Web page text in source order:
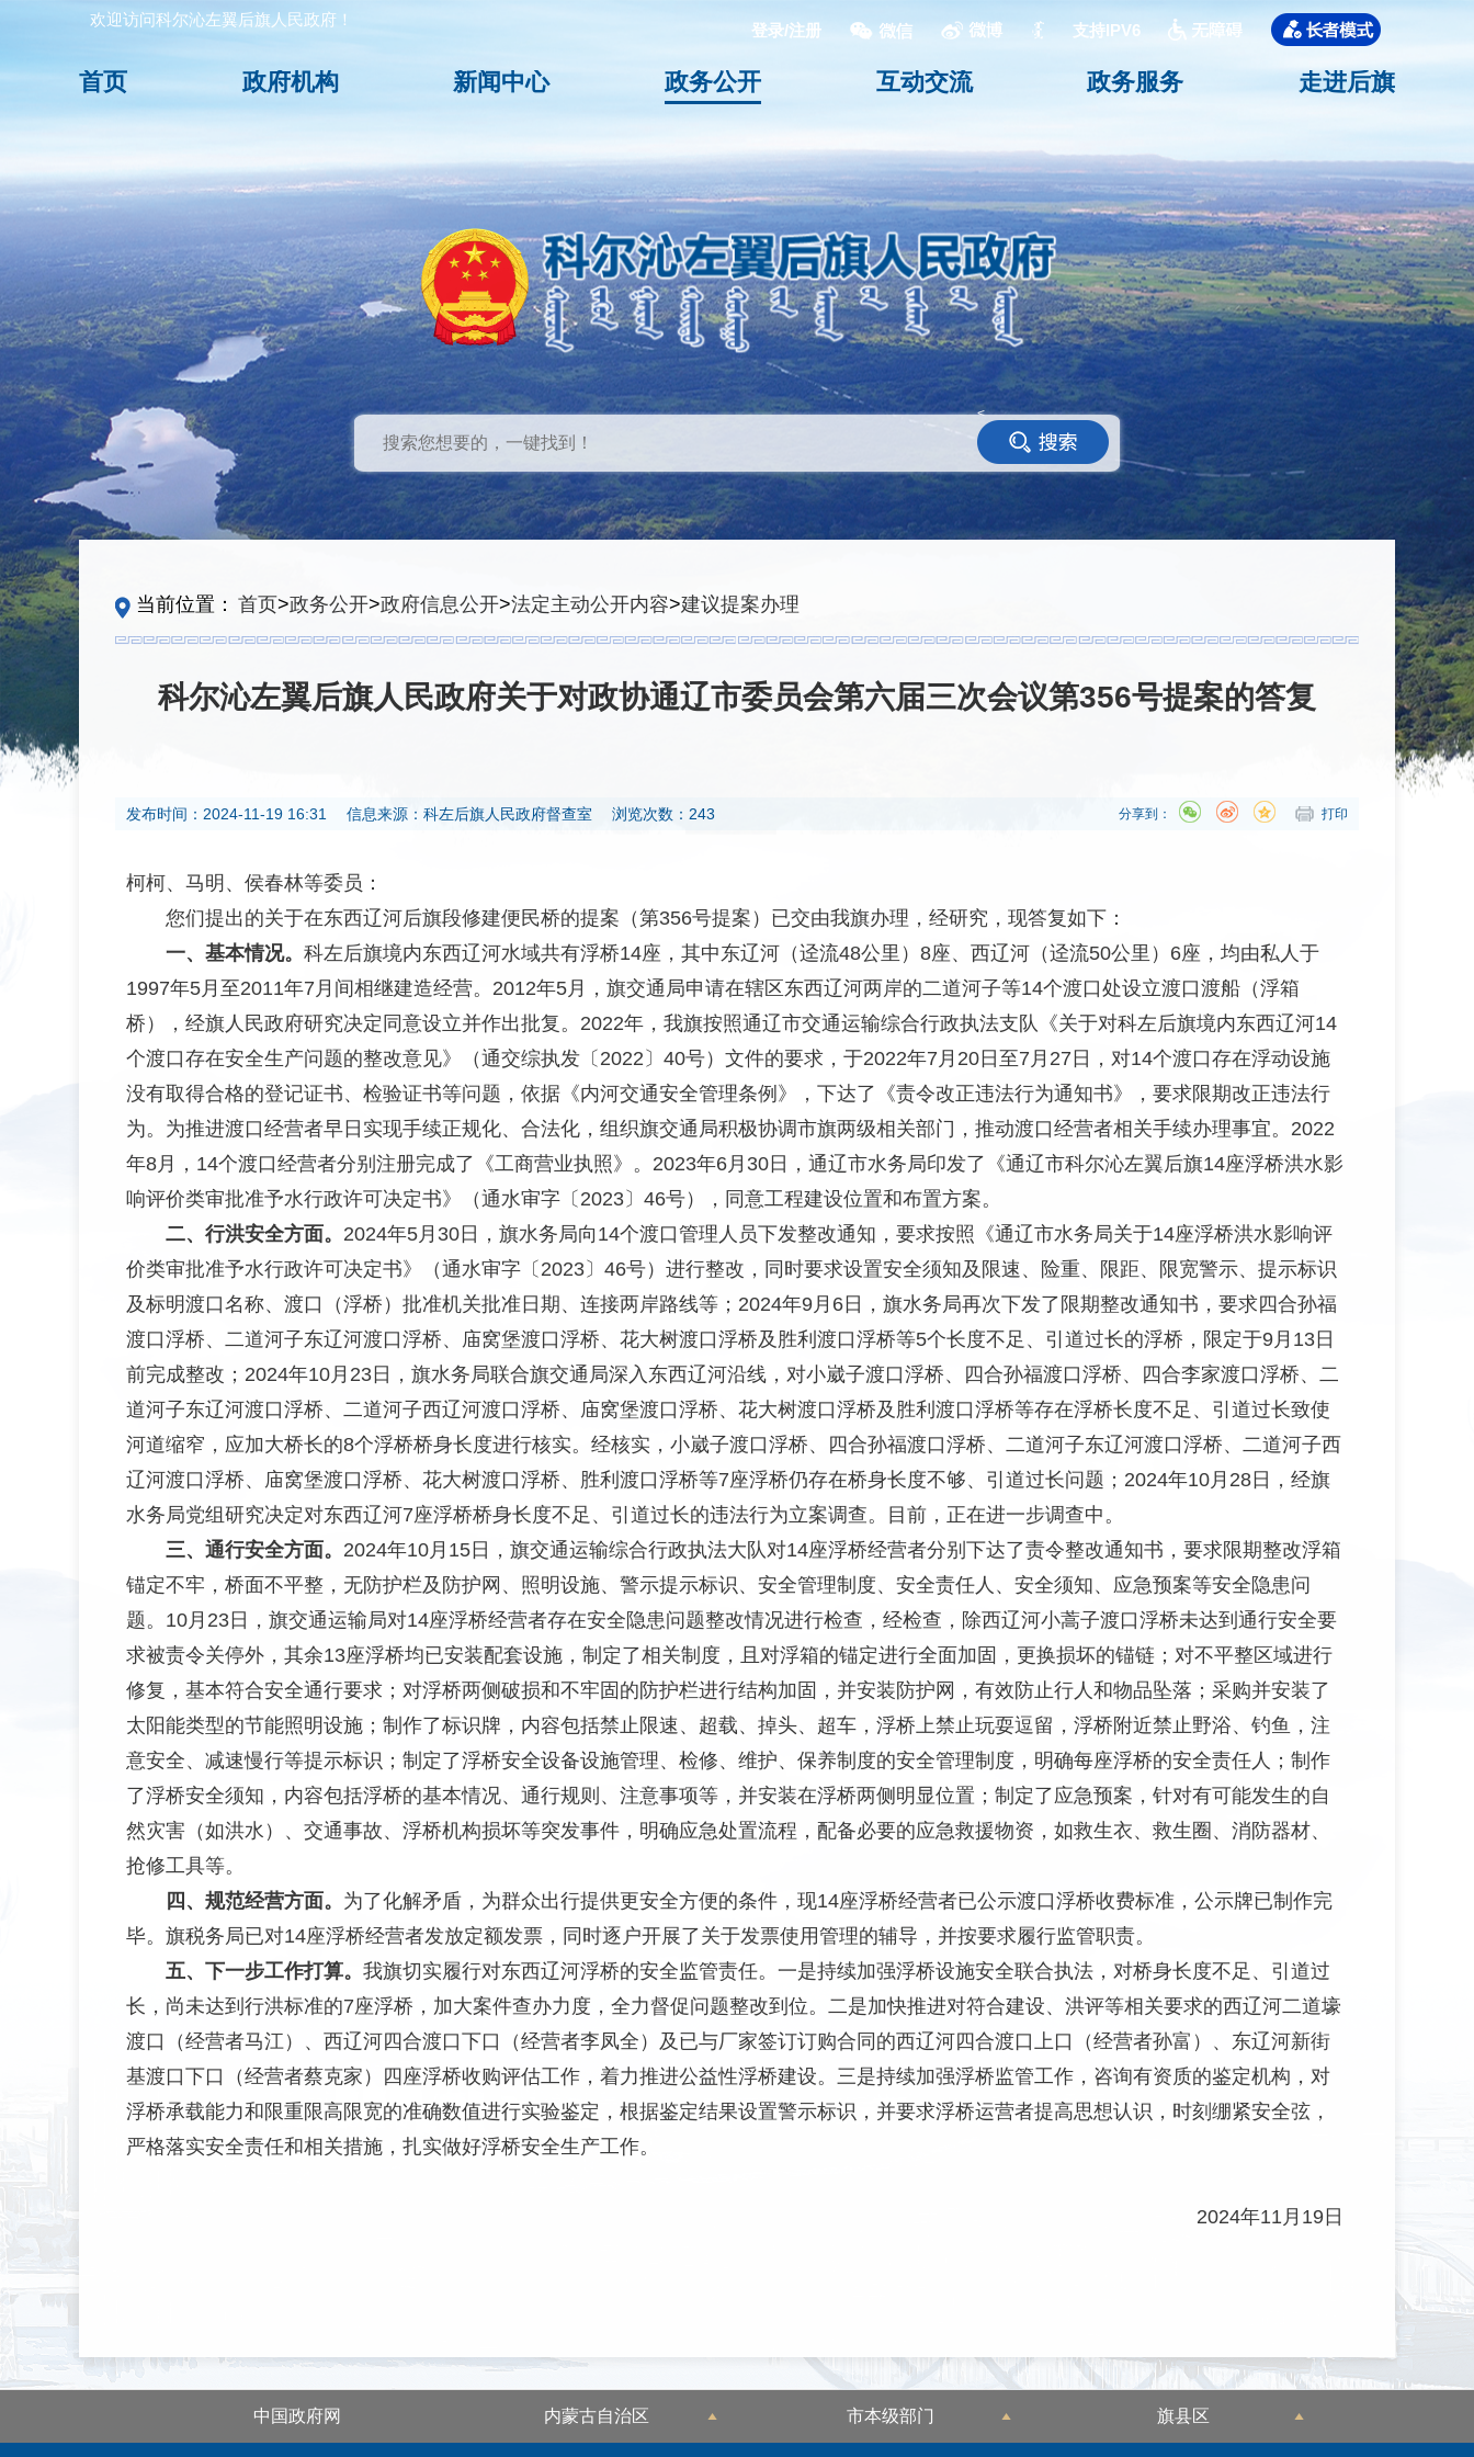
欢迎访问科尔沁左翼后旗人民政府！
登录/注册 支持IPV6
首页 政府机构 新闻中心 政务公开 互动交流 政务服务 走进后旗
<
当前位置： 首页>政务公开>政府信息公开>法定主动公开内容>建议提案办理
科尔沁左翼后旗人民政府关于对政协通辽市委员会第六届三次会议第356号提案的答复
发布时间： 2024-11-19 16:31 信息来源： 科左后旗人民政府督查室 浏览次数：243 打印
分享到：
柯柯、马明、侯春林等委员：
您们提出的关于在东西辽河后旗段修建便民桥的提案（第356号提案）已交由我旗办理，经研究，现答复如下：
一、基本情况。 科左后旗境内东西辽河水域共有浮桥14座，其中东辽河（迳流48公里）8座、西辽河（迳流50公里）6座，均由私人于
1997年5月至2011年7月间相继建造经营。2012年5月，旗交通局申请在辖区东西辽河两岸的二道河子等14个渡口处设立渡口渡船（浮箱
桥），经旗人民政府研究决定同意设立并作出批复。2022年，我旗按照通辽市交通运输综合行政执法支队《关于对科左后旗境内东西辽河14
个渡口存在安全生产问题的整改意见》（通交综执发〔2022〕40号）文件的要求，于2022年7月20日至7月27日，对14个渡口存在浮动设施
没有取得合格的登记证书、检验证书等问题，依据《内河交通安全管理条例》，下达了《责令改正违法行为通知书》，要求限期改正违法行
为。为推进渡口经营者早日实现手续正规化、合法化，组织旗交通局积极协调市旗两级相关部门，推动渡口经营者相关手续办理事宜。2022
年8月，14个渡口经营者分别注册完成了《工商营业执照》。2023年6月30日，通辽市水务局印发了《通辽市科尔沁左翼后旗14座浮桥洪水影
响评价类审批准予水行政许可决定书》（通水审字〔2023〕46号），同意工程建设位置和布置方案。
二、行洪安全方面。 2024年5月30日，旗水务局向14个渡口管理人员下发整改通知，要求按照《通辽市水务局关于14座浮桥洪水影响评
价类审批准予水行政许可决定书》（通水审字〔2023〕46号）进行整改，同时要求设置安全须知及限速、险重、限距、限宽警示、提示标识
及标明渡口名称、渡口（浮桥）批准机关批准日期、连接两岸路线等；2024年9月6日，旗水务局再次下发了限期整改通知书，要求四合孙福
渡口浮桥、二道河子东辽河渡口浮桥、庙窝堡渡口浮桥、花大树渡口浮桥及胜利渡口浮桥等5个长度不足、引道过长的浮桥，限定于9月13日
前完成整改；2024年10月23日，旗水务局联合旗交通局深入东西辽河沿线，对小崴子渡口浮桥、四合孙福渡口浮桥、四合李家渡口浮桥、二
道河子东辽河渡口浮桥、二道河子西辽河渡口浮桥、庙窝堡渡口浮桥、花大树渡口浮桥及胜利渡口浮桥等存在浮桥长度不足、引道过长致使
河道缩窄，应加大桥长的8个浮桥桥身长度进行核实。经核实，小崴子渡口浮桥、四合孙福渡口浮桥、二道河子东辽河渡口浮桥、二道河子西
辽河渡口浮桥、庙窝堡渡口浮桥、花大树渡口浮桥、胜利渡口浮桥等7座浮桥仍存在桥身长度不够、引道过长问题；2024年10月28日，经旗
水务局党组研究决定对东西辽河7座浮桥桥身长度不足、引道过长的违法行为立案调查。目前，正在进一步调查中。
三、通行安全方面。 2024年10月15日，旗交通运输综合行政执法大队对14座浮桥经营者分别下达了责令整改通知书，要求限期整改浮箱
锚定不牢，桥面不平整，无防护栏及防护网、照明设施、警示提示标识、安全管理制度、安全责任人、安全须知、应急预案等安全隐患问
题。10月23日，旗交通运输局对14座浮桥经营者存在安全隐患问题整改情况进行检查，经检查，除西辽河小蒿子渡口浮桥未达到通行安全要
求被责令关停外，其余13座浮桥均已安装配套设施，制定了相关制度，且对浮箱的锚定进行全面加固，更换损坏的锚链；对不平整区域进行
修复，基本符合安全通行要求；对浮桥两侧破损和不牢固的防护栏进行结构加固，并安装防护网，有效防止行人和物品坠落；采购并安装了
太阳能类型的节能照明设施；制作了标识牌，内容包括禁止限速、超载、掉头、超车，浮桥上禁止玩耍逗留，浮桥附近禁止野浴、钓鱼，注
意安全、减速慢行等提示标识；制定了浮桥安全设备设施管理、检修、维护、保养制度的安全管理制度，明确每座浮桥的安全责任人；制作
了浮桥安全须知，内容包括浮桥的基本情况、通行规则、注意事项等，并安装在浮桥两侧明显位置；制定了应急预案，针对有可能发生的自
然灾害（如洪水）、交通事故、浮桥机构损坏等突发事件，明确应急处置流程，配备必要的应急救援物资，如救生衣、救生圈、消防器材、
抢修工具等。
四、规范经营方面。 为了化解矛盾，为群众出行提供更安全方便的条件，现14座浮桥经营者已公示渡口浮桥收费标准，公示牌已制作完
毕。旗税务局已对14座浮桥经营者发放定额发票，同时逐户开展了关于发票使用管理的辅导，并按要求履行监管职责。
五、下一步工作打算。 我旗切实履行对东西辽河浮桥的安全监管责任。一是持续加强浮桥设施安全联合执法，对桥身长度不足、引道过
长，尚未达到行洪标准的7座浮桥，加大案件查办力度，全力督促问题整改到位。二是加快推进对符合建设、洪评等相关要求的西辽河二道壕
渡口（经营者马江）、西辽河四合渡口下口（经营者李凤全）及已与厂家签订订购合同的西辽河四合渡口上口（经营者孙富）、东辽河新街
基渡口下口（经营者蔡克家）四座浮桥收购评估工作，着力推进公益性浮桥建设。三是持续加强浮桥监管工作，咨询有资质的鉴定机构，对
浮桥承载能力和限重限高限宽的准确数值进行实验鉴定，根据鉴定结果设置警示标识，并要求浮桥运营者提高思想认识，时刻绷紧安全弦，
严格落实安全责任和相关措施，扎实做好浮桥安全生产工作。
2024年11月19日
中国政府网 内蒙古自治区 市本级部门 旗县区